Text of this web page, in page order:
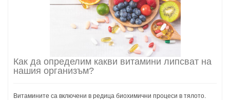
Как да определим какви витамини липсват на
нашия организъм?
Витамините са включени в редица биохимични процеси в тялото.